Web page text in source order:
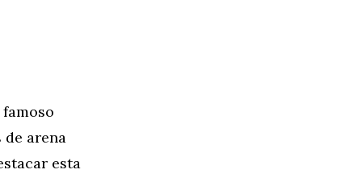
de arena
esta